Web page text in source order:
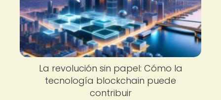
La revolución sin papel: Cómo la
tecnología blockchain puede
contribuir